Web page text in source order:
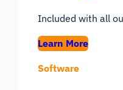
Included with all
Learn More
Software